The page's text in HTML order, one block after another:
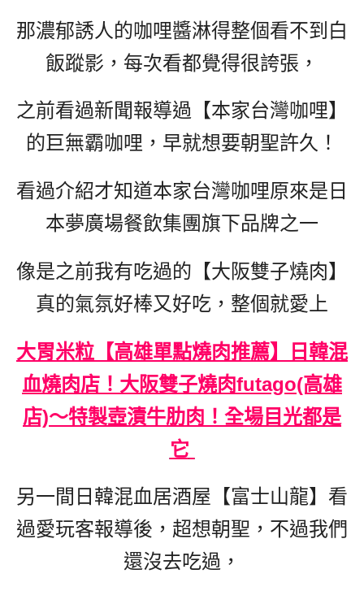
那濃郁誘人的咖哩醬淋得整個看不到白
飯蹤影，每次看都覺得很誇張，
之前看過新聞報導過【本家台灣咖哩】
的巨無霸咖哩，早就想要朝聖許久！
看過介紹才知道本家台灣咖哩原來是日
本夢廣場餐飲集團旗下品牌之一
像是之前我有吃過的【大阪雙子燒肉】
真的氣氛好棒又好吃，整個就愛上
大胃米粒【高雄單點燒肉推薦】日韓混
血燒肉店！大阪雙子燒肉futago(高雄
店)～特製壺漬牛肋肉！全場目光都是
它
另一間日韓混血居酒屋【富士山龍】看
過愛玩客報導後，超想朝聖，不過我們
還沒去吃過，